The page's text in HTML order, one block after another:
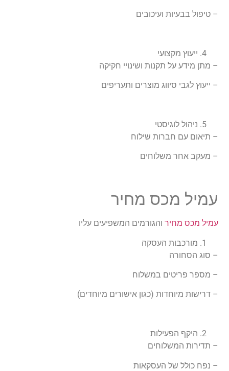
– טיפול בבעיות ועיכובים
ייעוץ מקצועי
– מתן מידע על תקנות ושינויי חקיקה
– ייעוץ לגבי סיווג מוצרים ותעריפים
ניהול לוגיסטי
– תיאום עם חברות שילוח
– מעקב אחר משלוחים
עמיל מכס מחיר
עמיל מכס מחיר והגורמים המשפיעים עליו
מורכבות העסקה
– סוג הסחורה
– מספר פריטים במשלוח
– דרישות מיוחדות (כגון אישורים מיוחדים)
היקף הפעילות
– תדירות המשלוחים
– נפח כולל של העסקאות